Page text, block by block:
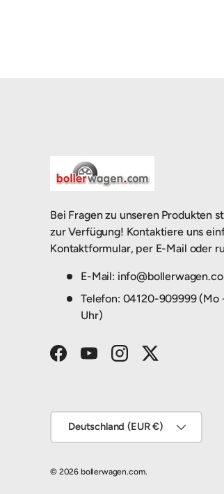
Bei Fragen zu unseren Produkten
zur Verfügung! Kontaktiere uns
Kontaktformular, per E-Mail oder
E-Mail:
Telefon: 04120-909999 (Mo
Uhr)
FacebookYouTubeInstagramTwitter
Deutschland (EUR €)
© 2026 bollerwagen.com.